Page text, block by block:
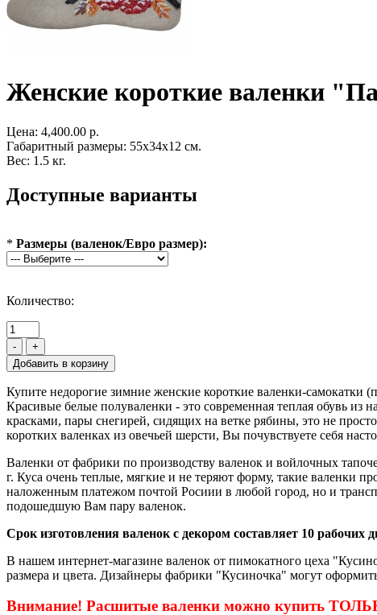
Женские короткие валенки
Цена: 4,400.00 р.
Габаритный размеры: 55x34x12 см.
Вес: 1.5 кг.
Доступные варианты
* Размеры (валенок/Евро размер):
Количество:
- +
Купите недорогие зимние женские короткие валенки-самокатки
Красивые белые полуваленки - это современная теплая обувь
красками, пары снегирей, сидящих на ветке рябины, это не
коротких валенках из овечьей шерсти, Вы почувствуете себя
Валенки от фабрики по производству валенок и войлочных
г. Куса очень теплые, мягкие и не теряют форму, такие валенки
наложенным платежом почтой Росиии в любой город, но и
подошедшую Вам пару валенок.
Срок изготовления валенок с декором составляет 10 рабочих
В нашем интернет-магазине валенок от пимокатного цеха
размера и цвета. Дизайнеры фабрики "Кусиночка" могут
Внимание! Расшитые валенки можно купить